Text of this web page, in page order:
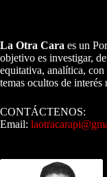
La Otra Cara es un
objetivo es investigar,
equitativa, analítica,
temas ocultos de interés
CONTÁCTENOS:
Email: